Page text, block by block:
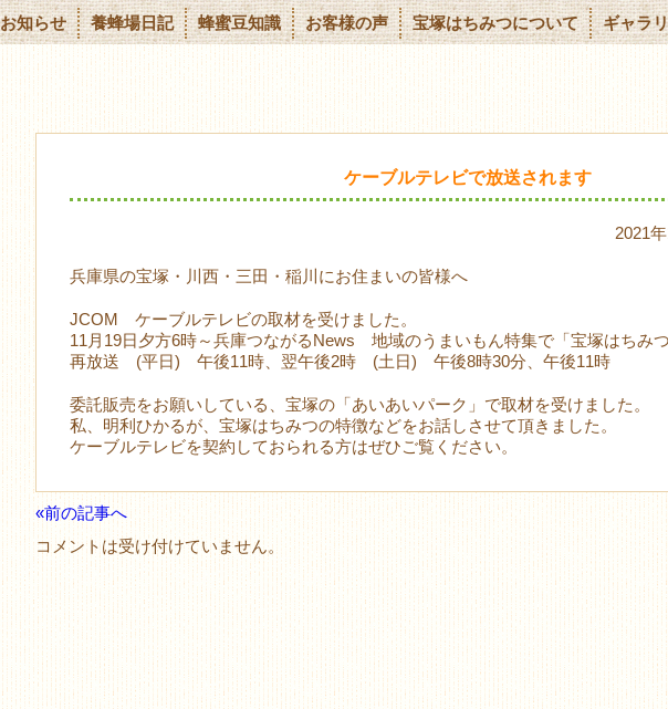
知らせ 養蜂場日記 蜂蜜豆知識 お客様の声 宝塚はちみつについて ギャラ
ケーブルテレビで放送されます
2021
兵庫県の宝塚・川西・三田・稲川にお住まいの皆様へ
JCOM ケーブルテレビの取材を受けました。
11月19日夕方6時～兵庫つながるNews 地域のうまいもん特集で「宝塚はちみ
再放送 (平日) 午後11時、翌午後2時 (土日) 午後8時30分、午後11時
委託販売をお願いしている、宝塚の「あいあいパーク」で取材を受けました。
私、明利ひかるが、宝塚はちみつの特徴などをお話しさせて頂きました。
ケーブルテレビを契約しておられる方はぜひご覧ください。
«前の記事へ
コメントは受け付けていません。